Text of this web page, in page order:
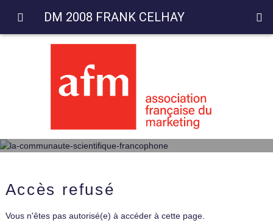
Accès refusé
Vous n'êtes pas autorisé(e) à accéder à cette page.
DM 2008 FRANK CELHAY